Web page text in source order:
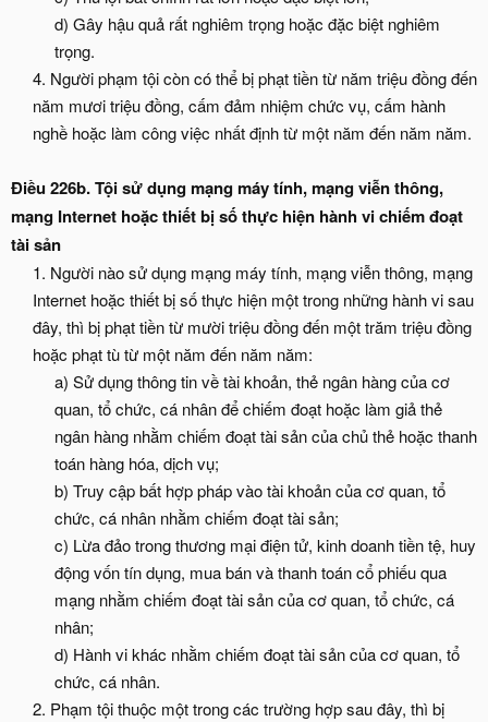
d) Gây hậu quả rất nghiêm trọng hoặc đặc biệt nghiêm
trọng.​
4. Người phạm tội còn có thể bị phạt tiền từ năm triệu đồng đến
năm mươi triệu đồng, cấm đảm nhiệm chức vụ, cấm hành
nghề hoặc làm công việc nhất định từ một năm đến năm năm.​
Điều 226b. Tội sử dụng mạng máy tính, mạng viễn thông,
mạng Internet hoặc thiết bị số thực hiện hành vi chiếm đoạt
tài sản
1. Người nào sử dụng mạng máy tính, mạng viễn thông, mạng
Internet hoặc thiết bị số thực hiện một trong những hành vi sau
đây, thì bị phạt tiền từ mười triệu đồng đến một trăm triệu đồng
hoặc phạt tù từ một năm đến năm năm:
a) Sử dụng thông tin về tài khoản, thẻ ngân hàng của cơ
quan, tổ chức, cá nhân để chiếm đoạt hoặc làm giả thẻ
ngân hàng nhằm chiếm đoạt tài sản của chủ thẻ hoặc thanh
toán hàng hóa, dịch vụ;
b) Truy cập bất hợp pháp vào tài khoản của cơ quan, tổ
chức, cá nhân nhằm chiếm đoạt tài sản;
c) Lừa đảo trong thương mại điện tử, kinh doanh tiền tệ, huy
động vốn tín dụng, mua bán và thanh toán cổ phiếu qua
mạng nhằm chiếm đoạt tài sản của cơ quan, tổ chức, cá
nhân;
d) Hành vi khác nhằm chiếm đoạt tài sản của cơ quan, tổ
chức, cá nhân.​
2. Phạm tội thuộc một trong các trường hợp sau đây, thì bị